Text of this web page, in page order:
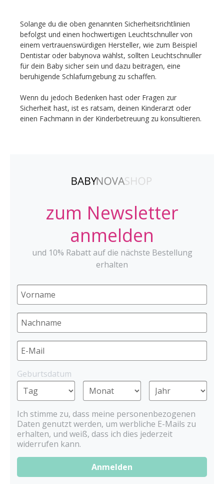
Solange du die oben genannten Sicherheitsrichtlinien
befolgst und einen hochwertigen Leuchtschnuller von
einem vertrauenswürdigen Hersteller, wie zum Beispiel
Dentistar oder babynova wählst, sollten Leuchtschnuller
für dein Baby sicher sein und dazu beitragen, eine
beruhigende Schlafumgebung zu schaffen.
Wenn du jedoch Bedenken hast oder Fragen zur
Sicherheit hast, ist es ratsam, deinen Kinderarzt oder
einen Fachmann in der Kinderbetreuung zu konsultieren.
zum Newsletter
anmelden
und 10% Rabatt auf die nächste Bestellung
erhalten
Geburtsdatum
Ich stimme zu, dass meine personenbezogenen
Daten genutzt werden, um werbliche E-Mails zu
erhalten, und weiß, dass ich dies jederzeit
widerrufen kann.
Anmelden